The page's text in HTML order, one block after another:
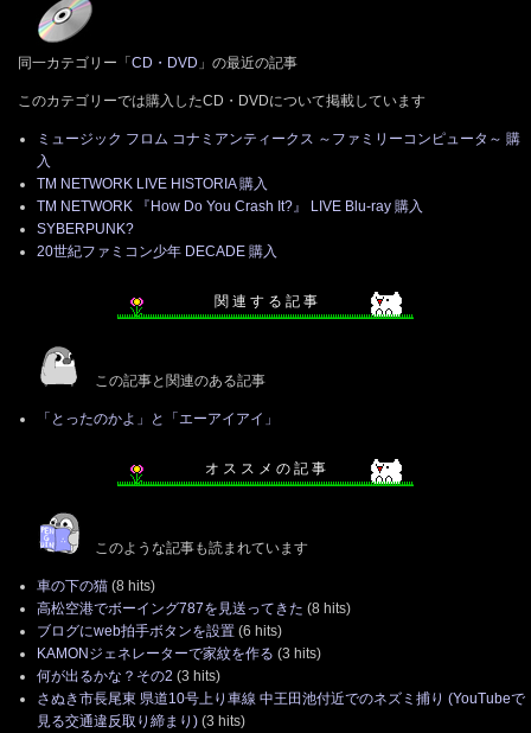
同一カテゴリー「CD・DVD 」の最近の記事
このカテゴリーでは購入したCD・DVDについて掲載しています
ミュージック フロム コナミアンティークス ～ファミリーコンピュータ～ 購
入
TM NETWORK LIVE HISTORIA 購入
TM NETWORK 『How Do You Crash It?』 LIVE Blu-ray 購入
SYBERPUNK?
20世紀ファミコン少年 DECADE 購入
関 連 す る 記 事
この記事と関連のある記事
「とったのかよ」と「エーアイアイ」
オ ス ス メ の 記 事
このような記事も読まれています
車の下の猫 (8 hits)
高松空港でボーイング787を見送ってきた (8 hits)
ブログにweb拍手ボタンを設置 (6 hits)
KAMONジェネレーターで家紋を作る (3 hits)
何が出るかな？その2 (3 hits)
さぬき市長尾東 県道10号上り車線 中王田池付近でのネズミ捕り (YouTubeで
見る交通違反取り締まり) (3 hits)